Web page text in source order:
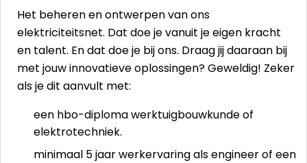
Het beheren en ontwerpen van ons
elektriciteitsnet. Dat doe je vanuit je eigen kracht
en talent. En dat doe je bij ons. Draag jij daaraan bij
met jouw innovatieve oplossingen? Geweldig! Zeker
als je dit aanvult met:
een hbo-diploma werktuigbouwkunde of
elektrotechniek.
minimaal 5 jaar werkervaring als engineer of een